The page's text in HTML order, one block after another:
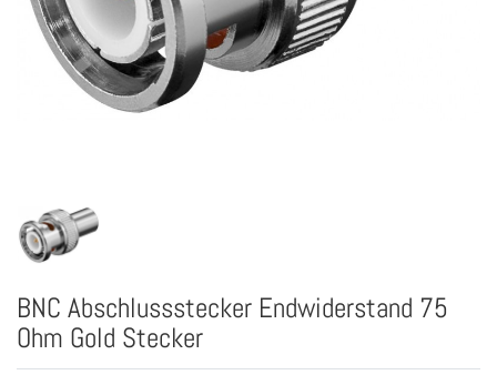
BNC Abschlussstecker Endwiderstand 75
Ohm Gold Stecker